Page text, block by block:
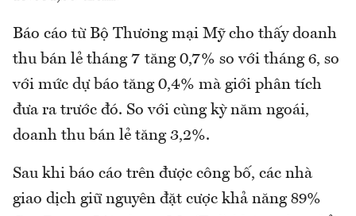
Báo cáo từ Bộ Thương mại Mỹ cho thấy doanh
thu bán lẻ tháng 7 tăng 0,7% so với tháng 6, so
với mức dự báo tăng 0,4% mà giới phân tích
đưa ra trước đó. So với cùng kỳ năm ngoái,
doanh thu bán lẻ tăng 3,2%.
Sau khi báo cáo trên được công bố, các nhà
giao dịch giữ nguyên đặt cược khả năng 89%